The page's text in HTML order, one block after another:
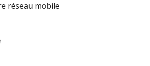
réseau mobile